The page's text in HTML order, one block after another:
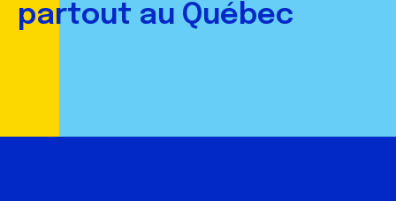
partout au Québec